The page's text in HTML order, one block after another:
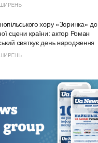
хору «Зоринка» до
сцени країни: актор Роман
святкує день народження